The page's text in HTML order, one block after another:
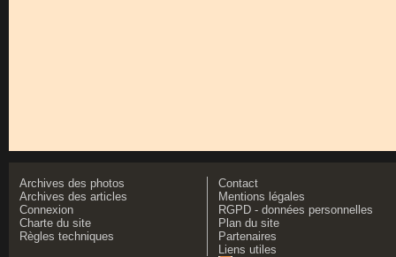
Archives des photos
Archives des articles
Connexion
Charte du site
Règles techniques
Contact
Mentions légales
RGPD - données personnelles
Plan du site
Partenaires
Liens utiles